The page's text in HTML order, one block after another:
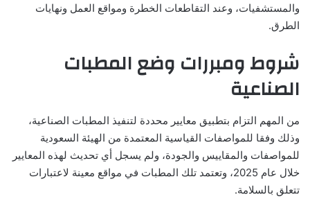
والمستشفيات، وعند التقاطعات الخطرة ومواقع العمل ونهايات
الطرق.
شروط ومبررات وضع المطبات
الصناعية
من المهم التزام بتطبيق معايير محددة لتنفيذ المطبات الصناعية،
وذلك وفقا للمواصفات القياسية المعتمدة من الهيئة السعودية
للمواصفات والمقاييس والجودة، ولم يسجل أي تحديث لهذه المعايير
خلال عام 2025، وتعتمد تلك المطبات في مواقع معينة لاعتبارات
تتعلق بالسلامة.